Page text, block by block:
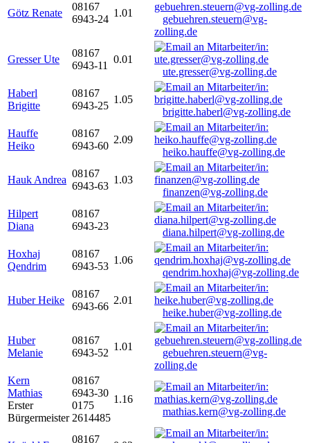
Götz Renate
08167
6943-24
1.01
gebuehren.steuern@vg-
zolling.de
Gresser Ute
08167
6943-11
0.01
ute.gresser@vg-zolling.de
Haberl
Brigitte
08167
6943-25
1.05
brigitte.haberl@vg-zolling.de
Hauffe
Heiko
08167
6943-60
2.09
heiko.hauffe@vg-zolling.de
Hauk Andrea
08167
6943-63
1.03
finanzen@vg-zolling.de
Hilpert
Diana
08167
6943-23
diana.hilpert@vg-zolling.de
Hoxhaj
Qendrim
08167
6943-53
1.06
qendrim.hoxhaj@vg-zolling.de
Huber Heike
08167
6943-66
2.01
heike.huber@vg-zolling.de
Huber
Melanie
08167
6943-52
1.01
gebuehren.steuern@vg-
zolling.de
Kern
Mathias
Erster
Bürgermeister
08167
6943-30
0175
2614485
1.16
mathias.kern@vg-zolling.de
08167